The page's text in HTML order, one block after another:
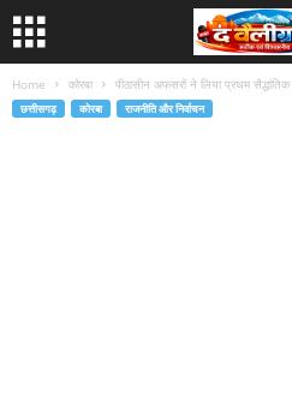
Home कोरबा पीठासीन अफसरों ने लिया प्रथम
छत्तीसगढ़ कोरबा राजनीति और निर्वाचन